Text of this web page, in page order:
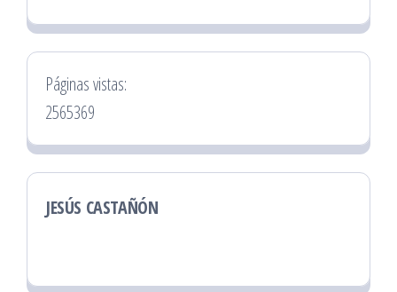
Páginas vistas:
2565369
JESÚS CASTAÑÓN